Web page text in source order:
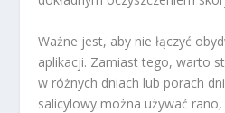
Ważne jest, aby nie łączyć
aplikacji. Zamiast tego, warto
w różnych dniach lub porach
salicylowy można używać